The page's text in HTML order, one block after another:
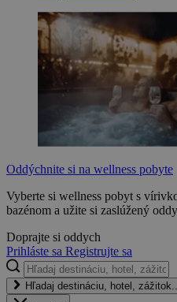
Oddýchnite si na wellness pobyte
Vyberte si wellness pobyt s
bazénom a užite si zaslúžený
Doprajte si oddych
Prihláste sa Registrujte sa
Hľadaj destináciu, hotel,